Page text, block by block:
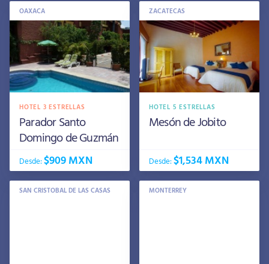
OAXACA
HOTEL 3 ESTRELLAS
Parador Santo
Domingo de Guzmán
Desde:$909 MXN
ZACATECAS
HOTEL 5 ESTRELLAS
Mesón de Jobito
Desde:$1,534 MXN
SAN CRISTOBAL DE LAS CASAS MONTERREY